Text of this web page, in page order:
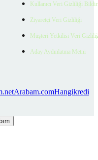
Kullanıcı Veri Gizliliği
Ziyaretçi Veri Gizliliği
Müşteri Yetkilisi Veri
Aday Aydınlatma Metni
Arabam.comHangikredi